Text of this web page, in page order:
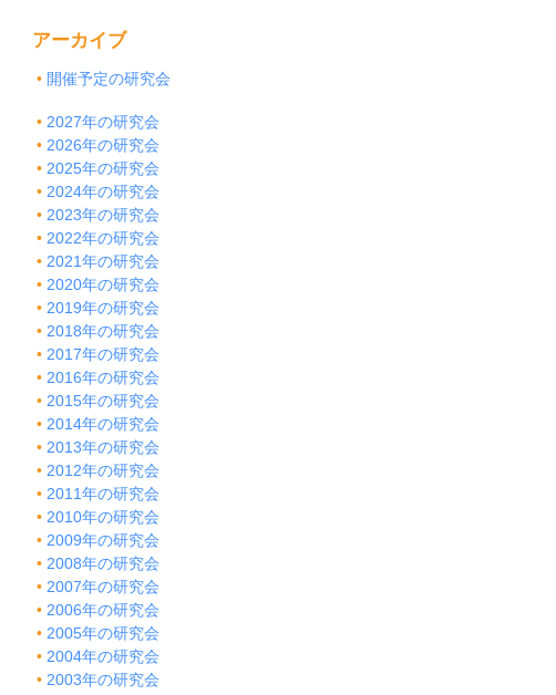
アーカイブ
開催予定の研究会
2027年の研究会
2026年の研究会
2025年の研究会
2024年の研究会
2023年の研究会
2022年の研究会
2021年の研究会
2020年の研究会
2019年の研究会
2018年の研究会
2017年の研究会
2016年の研究会
2015年の研究会
2014年の研究会
2013年の研究会
2012年の研究会
2011年の研究会
2010年の研究会
2009年の研究会
2008年の研究会
2007年の研究会
2006年の研究会
2005年の研究会
2004年の研究会
2003年の研究会